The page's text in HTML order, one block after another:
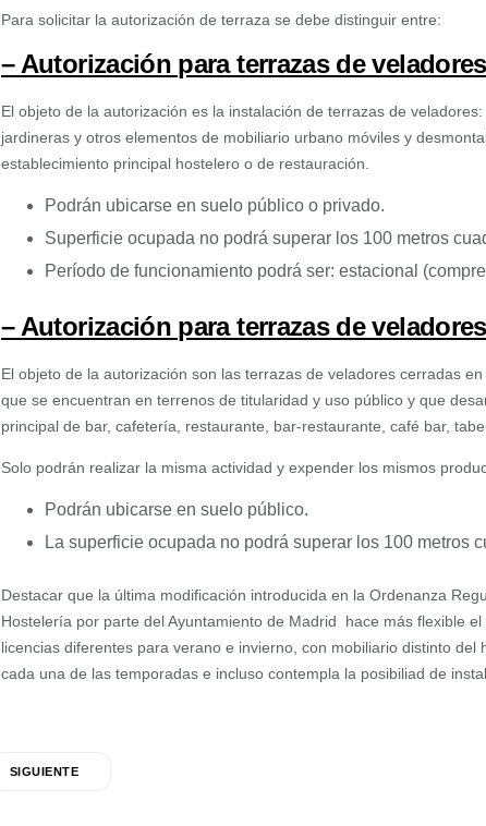
Para solicitar la autorización de terraza se debe distinguir entre:
– Autorización para terrazas de veladores
El objeto de la autorización es la instalación de terrazas de
jardineras y otros elementos de mobiliario urbano móviles y
establecimiento principal hostelero o de restauración.
Podrán ubicarse en suelo público o privado.
Superficie ocupada no podrá superar los 100 metros
Período de funcionamiento podrá ser: estacional
– Autorización para terrazas de
El objeto de la autorización son las terrazas de veladores cerradas
que se encuentran en terrenos de titularidad y uso público y que
principal de bar, cafetería, restaurante, bar-restaurante, café bar,
Solo podrán realizar la misma actividad y expender los mismos
Podrán ubicarse en suelo público.
La superficie ocupada no podrá superar los 100 metros
Destacar que la última modificación introducida en la Ordenanza
Hostelería por parte del Ayuntamiento de Madrid hace más flexible
licencias diferentes para verano e invierno, con mobiliario distinto
cada una de las temporadas e incluso contempla la posibiliad de
SIGUIENTE